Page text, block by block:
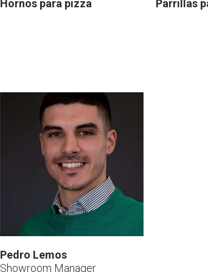
Hornos para pizza Parrillas
Pedro Lemos
Showroom Manager